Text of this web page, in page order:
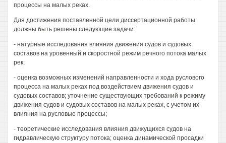
процессы на малых реках.
Для достижения поставленной цели диссертационной работы
должны быть решены следующие задачи:
- натурные исследования влияния движения судов и судовых
составов на уровенный и скоростной режим речного потока малых
рек;
- оценка возможных изменений направленности и хода руслового
процесса на малых реках под воздействием движения судов и
судовых составов; уточнение существующих требований к режиму
движения судов и судовых составов на малых реках, с учетом их
влияния на русловые процессы;
- теоретические исследования влияния движущихся судов на
гидравлическую структуру потока; оценка динамической просадки